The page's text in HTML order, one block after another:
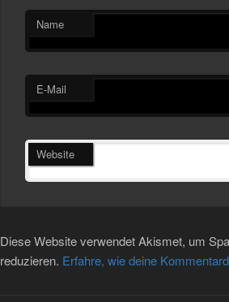
Name
E-Mail
Website
Diese Website verwendet Akismet, um
reduzieren. Erfahre, wie deine